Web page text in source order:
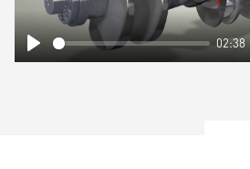
Play
02:38